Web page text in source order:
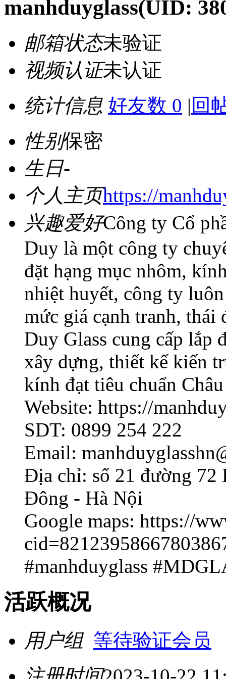
manhduyglass(UID:
邮箱状态未验证
视频认证未认证
统计信息 好友数 0 | 回
性别保密
生日-
个人主页https://
兴趣爱好Công ty Cổ
Duy là một công ty
đặt hạng mục nhôm,
nhiệt huyết, công ty
mức giá cạnh tranh, thái
Duy Glass cung cấp lắp
xây dựng, thiết kế kiến
kính đạt tiêu chuẩn
Website: https://
SDT: 0899 254 222
Email:
Địa chỉ: số 21 đường
Đông - Hà Nội
Google maps: https://
#manhduyglass
活跃概况
用户组 等待验证会员